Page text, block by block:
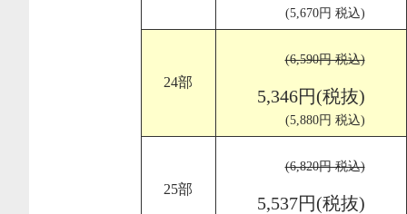
(5,670円 税込)
24部
(6,590円 税込)
5,346円(税抜)
(5,880円 税込)
25部
(6,820円 税込)
5,537円(税抜)